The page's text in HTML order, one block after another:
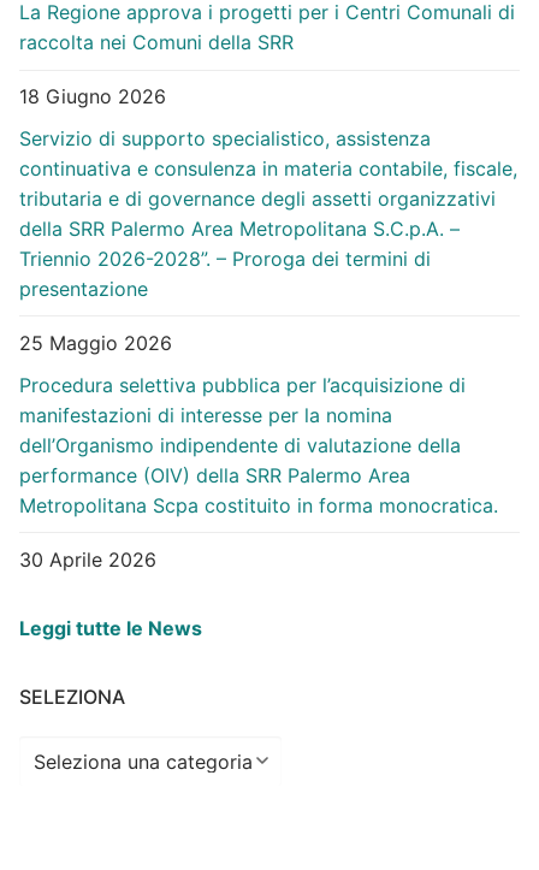
La Regione approva i progetti per i Centri Comunali di
raccolta nei Comuni della SRR
18 Giugno 2026
Servizio di supporto specialistico, assistenza
continuativa e consulenza in materia contabile, fiscale,
tributaria e di governance degli assetti organizzativi
della SRR Palermo Area Metropolitana S.C.p.A. –
Triennio 2026-2028”. – Proroga dei termini di
presentazione
25 Maggio 2026
Procedura selettiva pubblica per l’acquisizione di
manifestazioni di interesse per la nomina
dell’Organismo indipendente di valutazione della
performance (OIV) della SRR Palermo Area
Metropolitana Scpa costituito in forma monocratica.
30 Aprile 2026
Leggi tutte le News
SELEZIONA
Seleziona